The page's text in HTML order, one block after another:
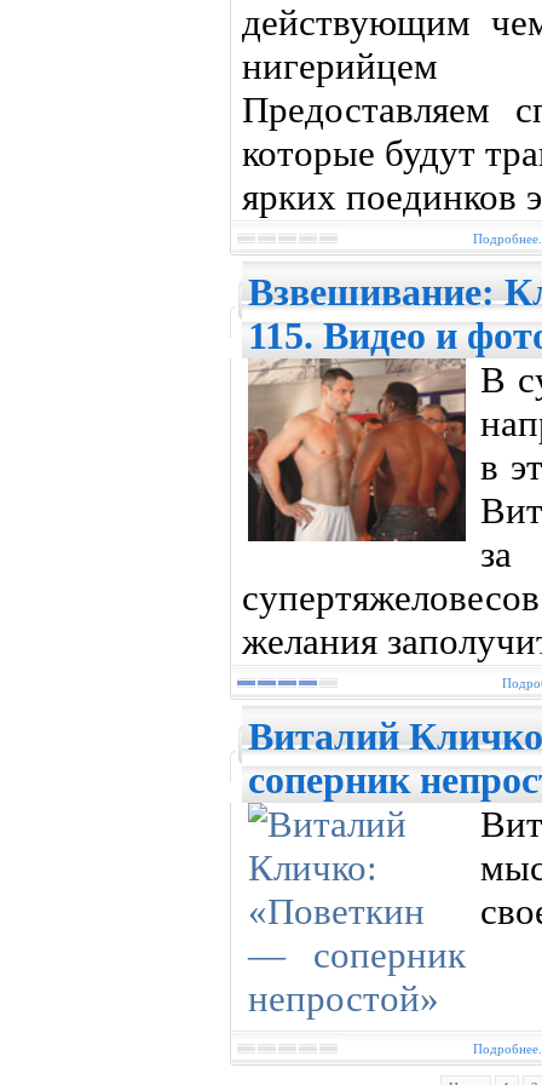
действующим
нигерийцем
Предоставляем
которые будут
ярких поединков
Взвешивание:
115. Видео и
В
в
желания
Виталий
соперник